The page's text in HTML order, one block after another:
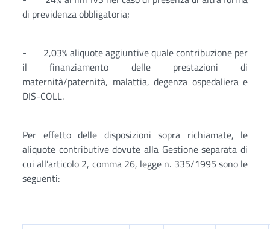
di previdenza obbligatoria;
- 2,03% aliquote aggiuntive quale contribuzione per
il finanziamento delle prestazioni di
maternità/paternità, malattia, degenza ospedaliera e
DIS-COLL.
Per effetto delle disposizioni sopra richiamate, le
aliquote contributive dovute alla Gestione separata di
cui all’articolo 2, comma 26, legge n. 335/1995 sono le
seguenti: